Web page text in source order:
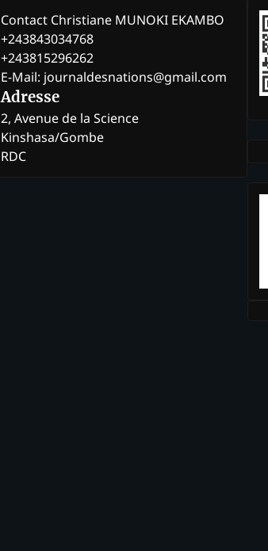
Contact Christiane MUNOKI EKAMBO
+243843034768
+243815296262
E-Mail: journaldesnations@gmail.com
Adresse
2, Avenue de la Science
Kinshasa/Gombe
RDC